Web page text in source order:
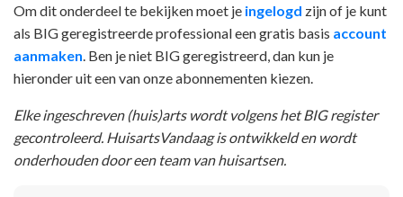
Om dit onderdeel te bekijken moet je ingelogd zijn of je kunt
als BIG geregistreerde professional een gratis basis account
aanmaken . Ben je niet BIG geregistreerd, dan kun je
hieronder uit een van onze abonnementen kiezen.
Elke ingeschreven (huis)arts wordt volgens het BIG register
gecontroleerd. HuisartsVandaag is ontwikkeld en wordt
onderhouden door een team van huisartsen.